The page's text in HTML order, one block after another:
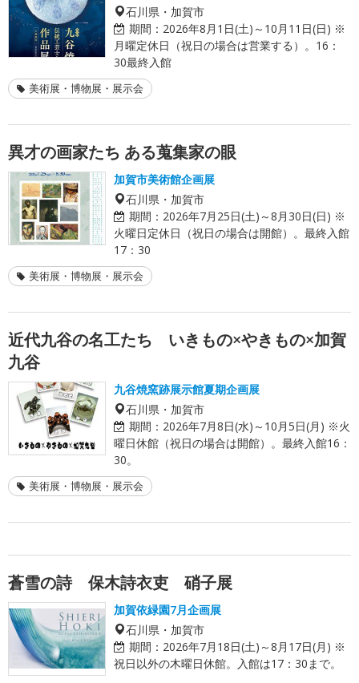
石川県・加賀市
期間： 2026年8月1日(土)～10月11日(日) ※
月曜定休日（祝日の場合は営業する）。16：
30最終入館
美術展・博物展・展示会
異才の画家たち ある蒐集家の眼
加賀市美術館企画展
石川県・加賀市
期間： 2026年7月25日(土)～8月30日(日) ※
火曜日定休日（祝日の場合は開館）。最終入館
17：30
美術展・博物展・展示会
近代九谷の名工たち いきもの×やきもの×加賀
九谷
九谷焼窯跡展示館夏期企画展
石川県・加賀市
期間： 2026年7月8日(水)～10月5日(月) ※火
曜日休館（祝日の場合は開館）。最終入館16：
30。
美術展・博物展・展示会
蒼雪の詩 保木詩衣吏 硝子展
加賀依緑園7月企画展
石川県・加賀市
期間： 2026年7月18日(土)～8月17日(月) ※
祝日以外の木曜日休館。入館は17：30まで。